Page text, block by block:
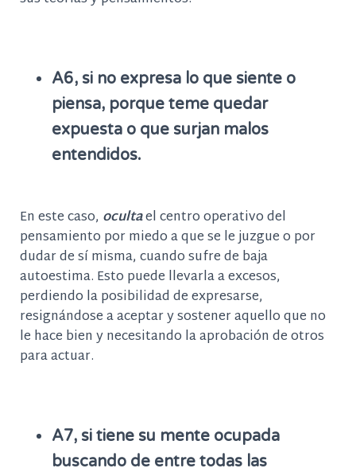
A6, si no expresa lo que siente o
piensa, porque teme quedar
expuesta o que surjan malos
entendidos.
En este caso, ocultael centro operativo del
pensamiento por miedo a que se le juzgue o por
dudar de sí misma, cuando sufre de baja
autoestima. Esto puede llevarla a excesos,
perdiendo la posibilidad de expresarse,
resignándose a aceptar y sostener aquello que no
le hace bien y necesitando la aprobación de otros
para actuar.
A7, si tiene su mente ocupada
buscando de entre todas las